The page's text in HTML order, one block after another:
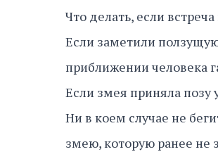
Что делать, если
Если заметили
приближении человека
Если змея приняла позу
Ни в коем случае не
змею, которую ранее не